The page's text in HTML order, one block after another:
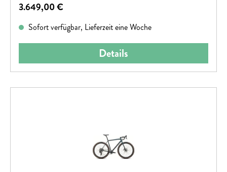
Regulärer Preis:
3.649,00 €
Sofort verfügbar, Lieferzeit eine Woche
Details